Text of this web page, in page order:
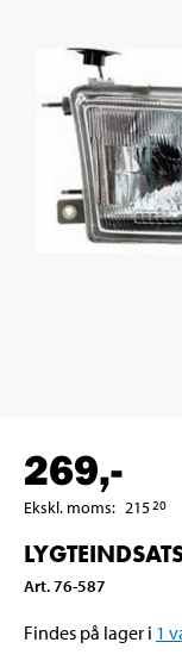
269,-
Ekskl. moms: 21520
Art.76-587
Findes på lager i 1